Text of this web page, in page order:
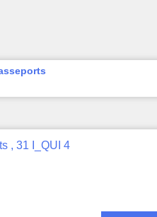
, 31 I_QUI 4